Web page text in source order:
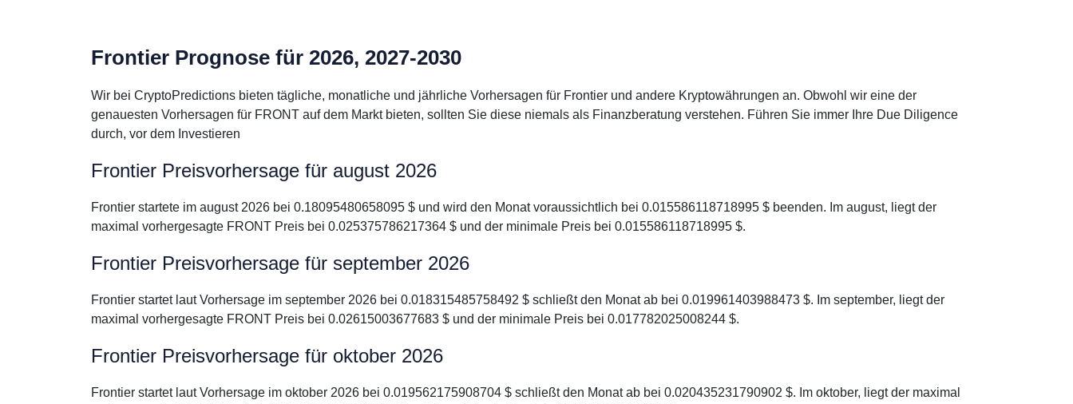
Frontier Prognose für 2026, 2027-2030
Wir bei CryptoPredictions bieten tägliche, monatliche und jährliche Vorhersagen für Frontier und andere Kryptowährungen an. Obwohl wir eine der
genauesten Vorhersagen für FRONT auf dem Markt bieten, sollten Sie diese niemals als Finanzberatung verstehen. Führen Sie immer Ihre Due Diligence
durch, vor dem Investieren
Frontier Preisvorhersage für august 2026
Frontier startete im august 2026 bei 0.18095480658095 $ und wird den Monat voraussichtlich bei 0.015586118718995 $ beenden. Im august, liegt der
maximal vorhergesagte FRONT Preis bei 0.025375786217364 $ und der minimale Preis bei 0.015586118718995 $.
Frontier Preisvorhersage für september 2026
Frontier startet laut Vorhersage im september 2026 bei 0.018315485758492 $ schließt den Monat ab bei 0.019961403988473 $. Im september, liegt der
maximal vorhergesagte FRONT Preis bei 0.02615003677683 $ und der minimale Preis bei 0.017782025008244 $.
Frontier Preisvorhersage für oktober 2026
Frontier startet laut Vorhersage im oktober 2026 bei 0.019562175908704 $ schließt den Monat ab bei 0.020435231790902 $. Im oktober, liegt der maximal